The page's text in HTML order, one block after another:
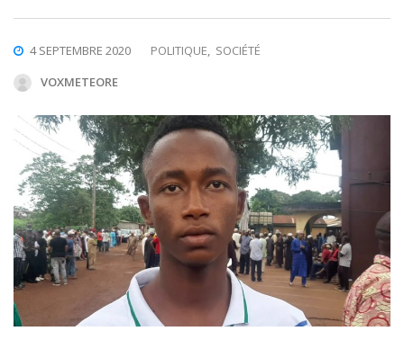
4 SEPTEMBRE 2020 POLITIQUE, SOCIÉTÉ
VOXMETEORE